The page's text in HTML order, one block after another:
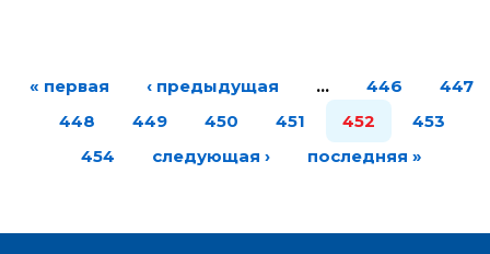
« первая ‹ предыдущая … 446
447
448
449 450 451 452
453
454
следующая › последняя »